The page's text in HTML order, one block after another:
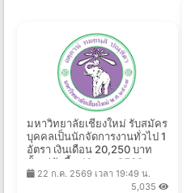
มหาวิทยาลัยเชียงใหม่ รับสมัคร
บุคคลเป็นนักจัดการงานทั่วไป 1
อัตรา เงินเดือน 20,250 บาท
ตั้งแต่บัดนี้ - 10 ส.ค. 2569
22 ก.ค. 2569 เวลา 19:49 น.
5,035